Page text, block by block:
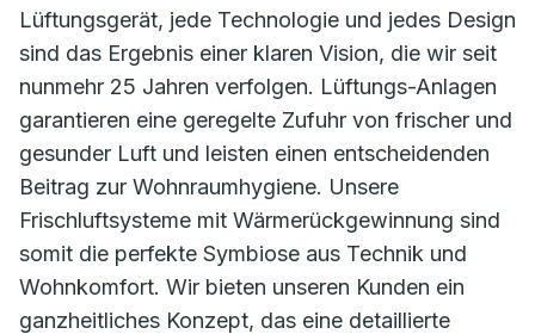
Lüftungsgerät, jede Technologie und jedes Design
sind das Ergebnis einer klaren Vision, die wir seit
nunmehr 25 Jahren verfolgen. Lüftungs-Anlagen
garantieren eine geregelte Zufuhr von frischer und
gesunder Luft und leisten einen entscheidenden
Beitrag zur Wohnraumhygiene. Unsere
Frischluftsysteme mit Wärmerückgewinnung sind
somit die perfekte Symbiose aus Technik und
Wohnkomfort. Wir bieten unseren Kunden ein
ganzheitliches Konzept, das eine detaillierte